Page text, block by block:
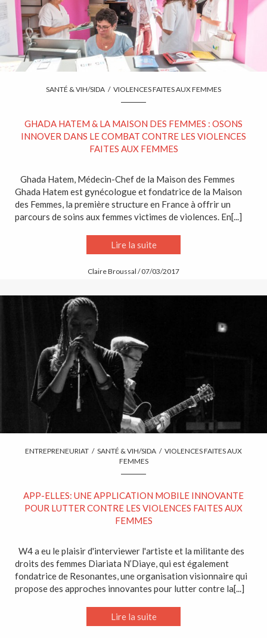
SANTÉ & VIH/SIDA / VIOLENCES FAITES AUX FEMMES
GHADA HATEM & LA MAISON DES FEMMES : OSONS
INNOVER DANS LE COMBAT CONTRE LES VIOLENCES
FAITES AUX FEMMES
Ghada Hatem, Médecin-Chef de la Maison des Femmes
Ghada Hatem est gynécologue et fondatrice de la Maison
des Femmes, la première structure en France à offrir un
parcours de soins aux femmes victimes de violences. En[...]
Lire la suite
Claire Broussal / 07/03/2017
ENTREPRENEURIAT / SANTÉ & VIH/SIDA / VIOLENCES FAITES AUX
FEMMES
APP-ELLES: UNE APPLICATION MOBILE INNOVANTE
POUR LUTTER CONTRE LES VIOLENCES FAITES AUX
FEMMES
W4 a eu le plaisir d'interviewer l'artiste et la militante des
droits des femmes Diariata N’Diaye, qui est également
fondatrice de Resonantes, une organisation visionnaire qui
propose des approches innovantes pour lutter contre la[...]
Lire la suite